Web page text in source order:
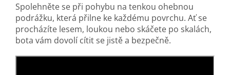
Spolehněte se při pohybu na tenkou ohebnou
podrážku, která přilne ke každému povrchu. Ať se
procházíte lesem, loukou nebo skáčete po skalách,
bota vám dovolí cítit se jistě a bezpečně.